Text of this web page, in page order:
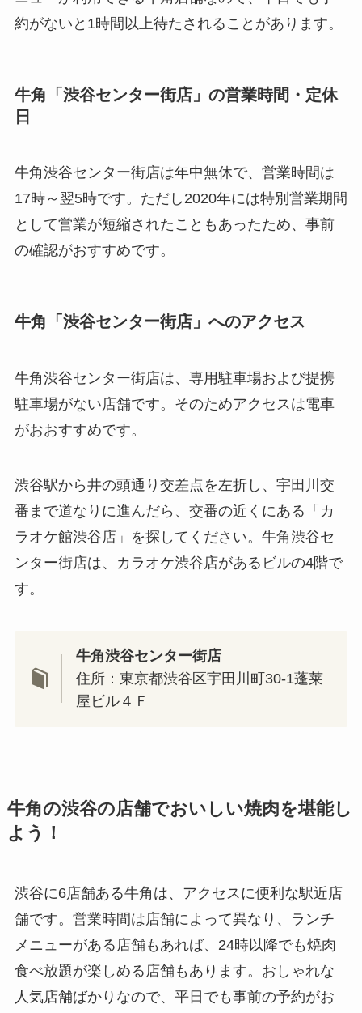
約がないと1時間以上待たされることがあります。
牛角「渋谷センター街店」の営業時間・定休
日
牛角渋谷センター街店は年中無休で、営業時間は
17時～翌5時です。ただし2020年には特別営業期間
として営業が短縮されたこともあったため、事前
の確認がおすすめです。
牛角「渋谷センター街店」へのアクセス
牛角渋谷センター街店は、専用駐車場および提携
駐車場がない店舗です。そのためアクセスは電車
がおおすすめです。
渋谷駅から井の頭通り交差点を左折し、宇田川交
番まで道なりに進んだら、交番の近くにある「カ
ラオケ館渋谷店」を探してください。牛角渋谷セ
ンター街店は、カラオケ渋谷店があるビルの4階で
す。
牛角渋谷センター街店
住所：東京都渋谷区宇田川町30-1蓬莱
屋ビル４Ｆ
牛角の渋谷の店舗でおいしい焼肉を堪能し
よう！
渋谷に6店舗ある牛角は、アクセスに便利な駅近店
舗です。営業時間は店舗によって異なり、ランチ
メニューがある店舗もあれば、24時以降でも焼肉
食べ放題が楽しめる店舗もあります。おしゃれな
人気店舗ばかりなので、平日でも事前の予約がお